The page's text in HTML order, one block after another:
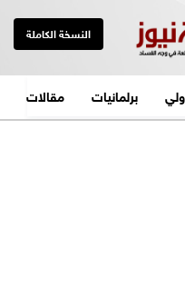
النسخة الكاملة
برلمانيات مقالات